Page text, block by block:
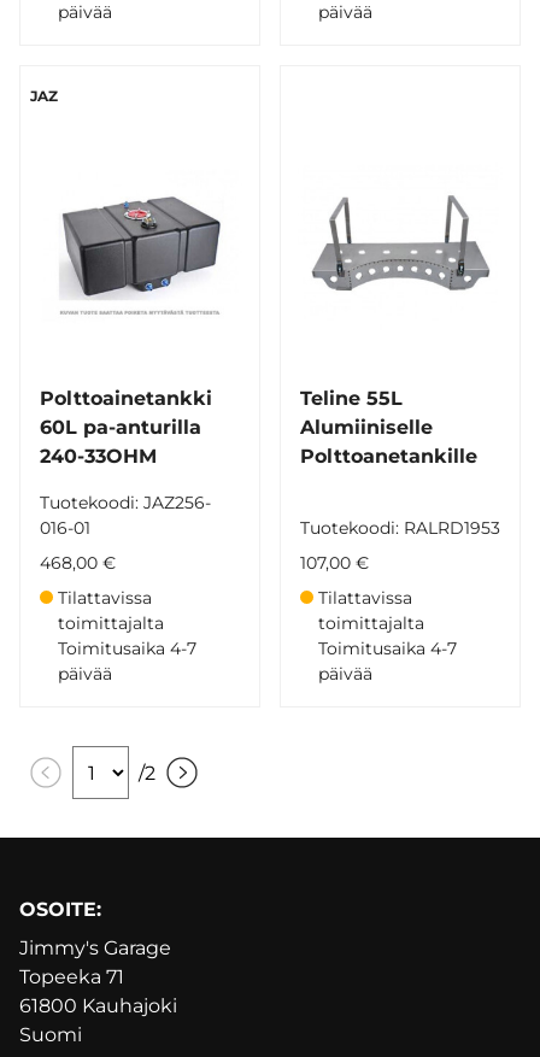
päivää
päivää
JAZ
Polttoainetankki
60L pa-anturilla
240-33OHM
Tuotekoodi: JAZ256-
016-01
468,00 €
Tilattavissa
toimittajalta
Toimitusaika 4-7
päivää
Teline 55L
Alumiiniselle
Polttoanetankille
Tuotekoodi: RALRD1953
107,00 €
Tilattavissa
toimittajalta
Toimitusaika 4-7
päivää
/2
OSOITE:
Jimmy's Garage
Topeeka 71
61800 Kauhajoki
Suomi